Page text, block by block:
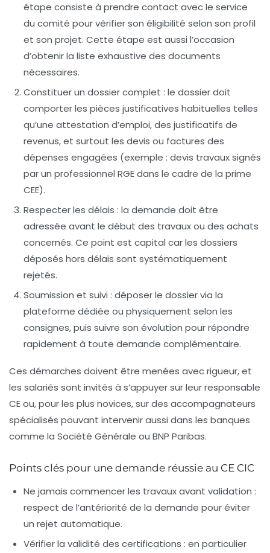
étape consiste à prendre contact avec le service
du comité pour vérifier son éligibilité selon son profil
et son projet. Cette étape est aussi l’occasion
d’obtenir la liste exhaustive des documents
nécessaires.
Constituer un dossier complet : le dossier doit
comporter les pièces justificatives habituelles telles
qu’une attestation d’emploi, des justificatifs de
revenus, et surtout les devis ou factures des
dépenses engagées (exemple : devis travaux signés
par un professionnel RGE dans le cadre de la prime
CEE).
Respecter les délais : la demande doit être
adressée avant le début des travaux ou des achats
concernés. Ce point est capital car les dossiers
déposés hors délais sont systématiquement
rejetés.
Soumission et suivi : déposer le dossier via la
plateforme dédiée ou physiquement selon les
consignes, puis suivre son évolution pour répondre
rapidement à toute demande complémentaire.
Ces démarches doivent être menées avec rigueur, et
les salariés sont invités à s’appuyer sur leur responsable
CE ou, pour les plus novices, sur des accompagnateurs
spécialisés pouvant intervenir aussi dans les banques
comme la Société Générale ou BNP Paribas.
Points clés pour une demande réussie au CE CIC
Ne jamais commencer les travaux avant validation :
respect de l’antériorité de la demande pour éviter
un rejet automatique.
Vérifier la validité des certifications : en particulier